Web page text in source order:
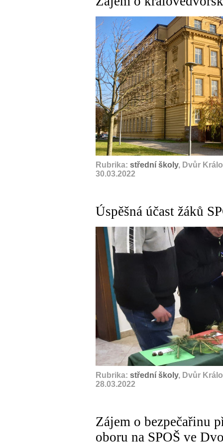
Rubrika: střední školy, Dvůr
30.03.2022
Úspěšná účast žáků
Rubrika: střední školy, Dvůr
28.03.2022
Zájem o bezpečařinu
oboru na SPOŠ ve